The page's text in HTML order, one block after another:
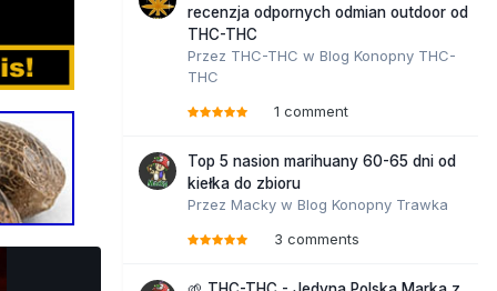
recenzja odpornych odmian outdoor od
THC-THC
Przez THC-THC w Blog Konopny THC-
THC
1 comment
Top 5 nasion marihuany 60-65 dni od
kiełka do zbioru
Przez Macky w Blog Konopny Trawka
3 comments